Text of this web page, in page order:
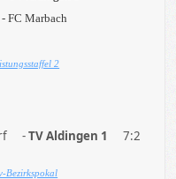
- FC Marbach
2
-TV Aldingen 1 7:2
Bezirkspokal